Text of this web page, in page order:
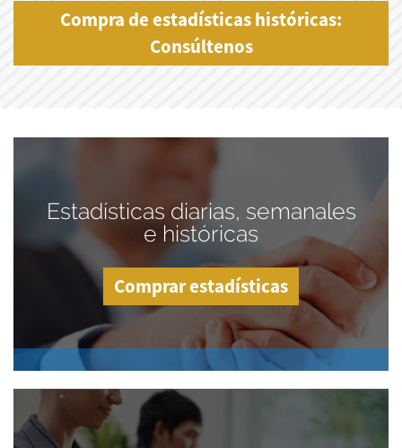
Compra de estadísticas históricas:
Consúltenos
Estadísticas diarias, semanales
e históricas
Comprar estadísticas